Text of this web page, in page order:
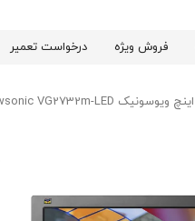
فروش ویژه درخواست تعمیر